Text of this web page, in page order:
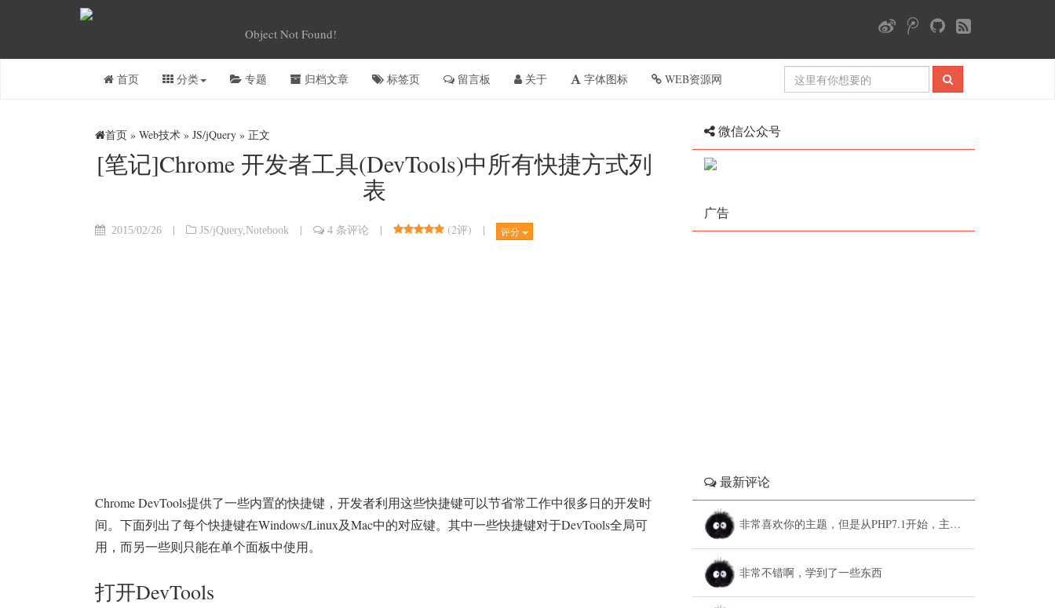
Object Not Found!
首页 分类 专题 归档文章 标签页 留言板 关于 字体图标 WEB资源网
首页 » Web技术 » JS/jQuery » 正文
[笔记]Chrome 开发者工具(DevTools)中所有快捷方式列
表
2015/02/26 | JS/jQuery, Notebook | 4 条评论 | (2评) | 评分
Chrome DevTools提供了一些内置的快捷键，开发者利用这些快捷键可以节省常工作中很多日的开发时
间。下面列出了每个快捷键在Windows/Linux及Mac中的对应键。其中一些快捷键对于DevTools全局可
用，而另一些则只能在单个面板中使用。
打开DevTools
微信公众号
广告
最新评论
非常喜欢你的主题，但是从PHP7.1开始，主题设置中的列表广告和文章底部广告无法...
非常不错啊，学到了一些东西